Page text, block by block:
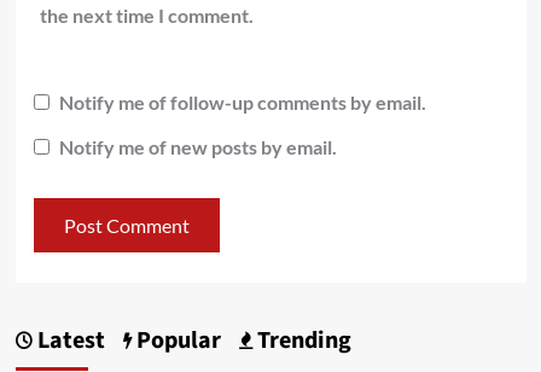
the next time I comment.
Notify me of follow-up comments by email.
Notify me of new posts by email.
Latest Popular Trending